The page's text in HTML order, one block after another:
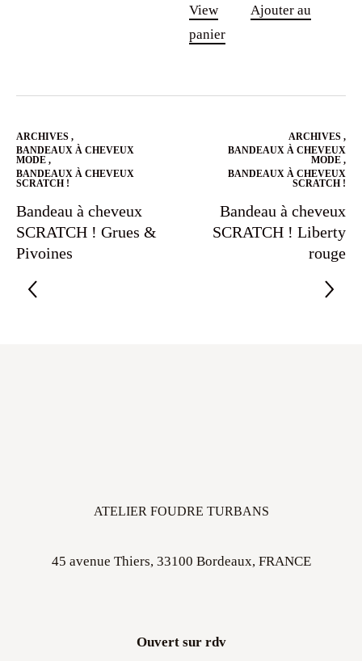
View
Ajouter au
panier
ARCHIVES ,
BANDEAUX À CHEVEUX
MODE ,
BANDEAUX À CHEVEUX
SCRATCH !
Bandeau à cheveux
SCRATCH ! Grues &
Pivoines
ARCHIVES ,
BANDEAUX À CHEVEUX
MODE ,
BANDEAUX À CHEVEUX
SCRATCH !
Bandeau à cheveux
SCRATCH ! Liberty
rouge
ATELIER FOUDRE TURBANS
45 avenue Thiers, 33100 Bordeaux, FRANCE
Ouvert sur rdv